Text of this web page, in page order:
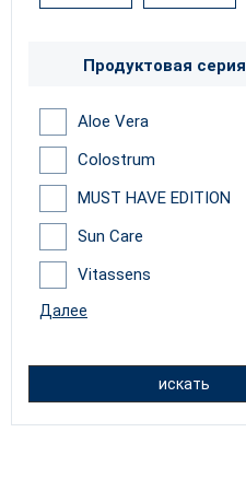
Продуктовая серия
Aloe Vera
Colostrum
MUST HAVE EDITION
Sun Care
Vitassens
Далее
искать